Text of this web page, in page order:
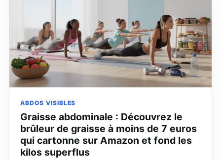
ABDOS VISIBLES
Graisse abdominale : Découvrez le
brûleur de graisse à moins de 7 euros
qui cartonne sur Amazon et fond les
kilos superflus